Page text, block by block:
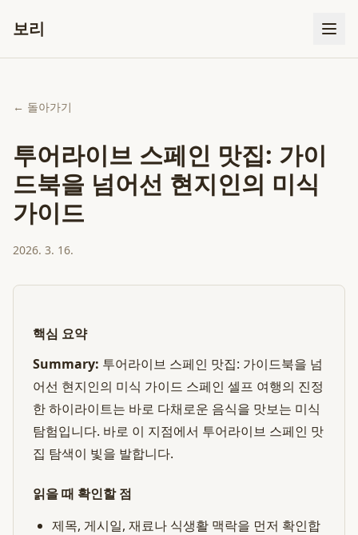
보리
← 돌아가기
투어라이브 스페인 맛집: 가이
드북을 넘어선 현지인의 미식
가이드
2026. 3. 16.
핵심 요약
Summary: 투어라이브 스페인 맛집: 가이드북을 넘
어선 현지인의 미식 가이드 스페인 셀프 여행의 진정
한 하이라이트는 바로 다채로운 음식을 맛보는 미식
탐험입니다. 바로 이 지점에서 투어라이브 스페인 맛
집 탐색이 빛을 발합니다.
읽을 때 확인할 점
제목, 게시일, 재료나 식생활 맥락을 먼저 확인합